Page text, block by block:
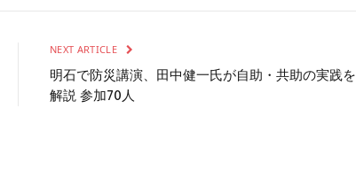
NEXT ARTICLE
明石で防災講演、田中健一氏が自助・共助の実践を
解説 参加70人